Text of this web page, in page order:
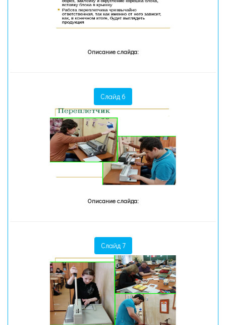
Описание слайда:
Слайд 6
Описание слайда:
Слайд 7